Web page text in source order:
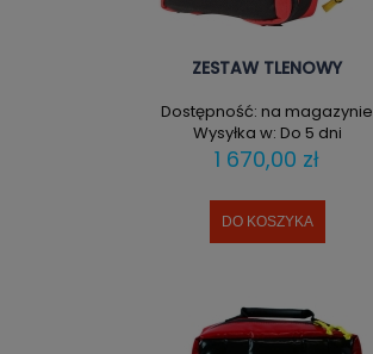
ZESTAW TLENOWY
Dostępność: na magazynie
Wysyłka w: Do 5 dni
1 670,00 zł
DO KOSZYKA